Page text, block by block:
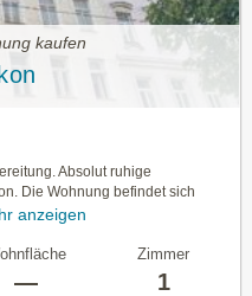
kaufen
Absolut ruhige
Die Wohnung befindet sich
anzeigen
—
Zimmer
1